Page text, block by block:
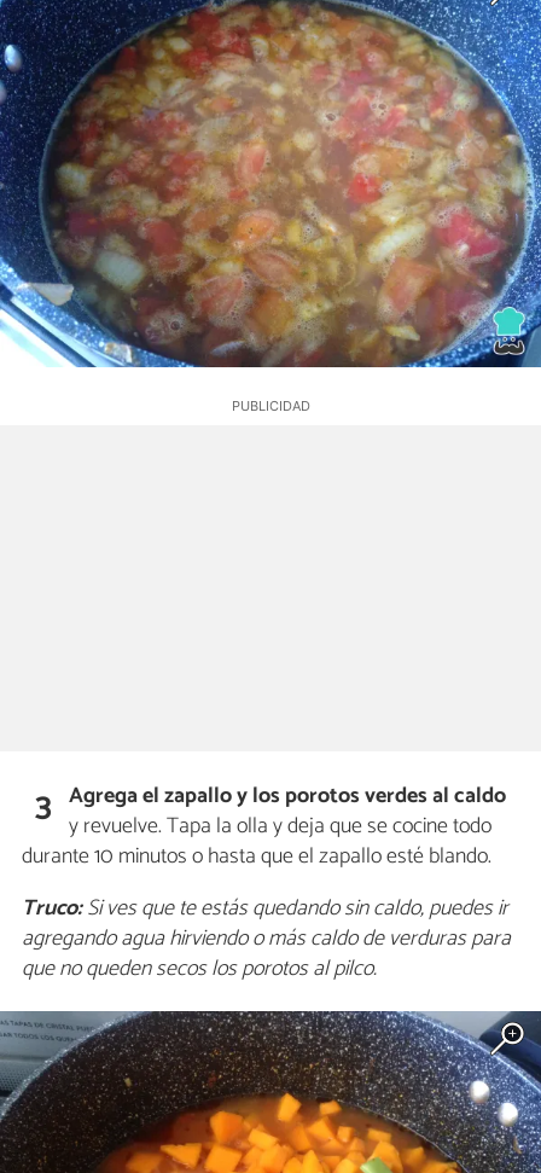
3 Agrega el zapallo y los porotos verdes al caldo
y revuelve. Tapa la olla y deja que se cocine todo
durante 10 minutos o hasta que el zapallo esté blando.
Truco:Si ves que te estás quedando sin caldo, puedes ir
agregando agua hirviendo o más caldo de verduras para
que no queden secos los porotos al pilco.